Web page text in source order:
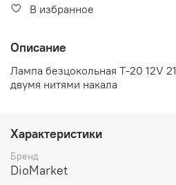
В избранное
Описание
Лампа безцокольная T-20 12V
двумя нитями накала
Характеристики
Бренд
DioMarket